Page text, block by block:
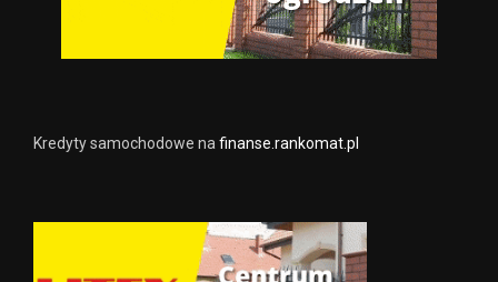
Kredyty samochodowe na finanse.rankomat.pl